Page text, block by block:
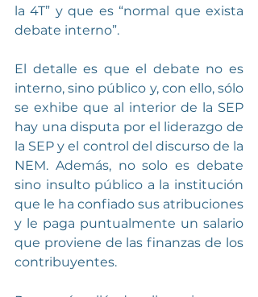
la 4T” y que es “normal que exista
debate interno”.
El detalle es que el debate no es
interno, sino público y, con ello, sólo
se exhibe que al interior de la SEP
hay una disputa por el liderazgo de
la SEP y el control del discurso de la
NEM. Además, no solo es debate
sino insulto público a la institución
que le ha confiado sus atribuciones
y le paga puntualmente un salario
que proviene de las finanzas de los
contribuyentes.